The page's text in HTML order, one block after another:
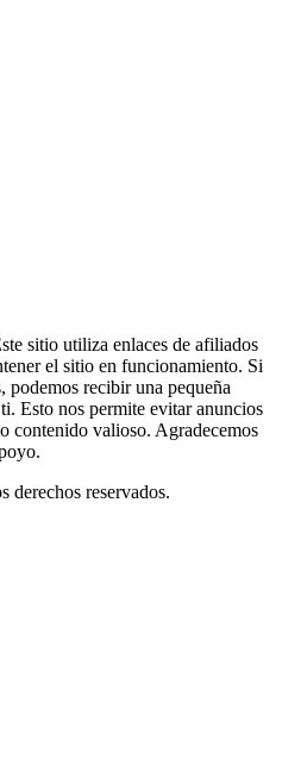
sitio utiliza enlaces de afiliados
el sitio en funcionamiento. Si
podemos recibir una pequeña
Esto nos permite evitar anuncios
contenido valioso. Agradecemos
reservados.